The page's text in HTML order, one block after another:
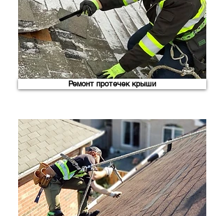
Ремонт протечек крыши